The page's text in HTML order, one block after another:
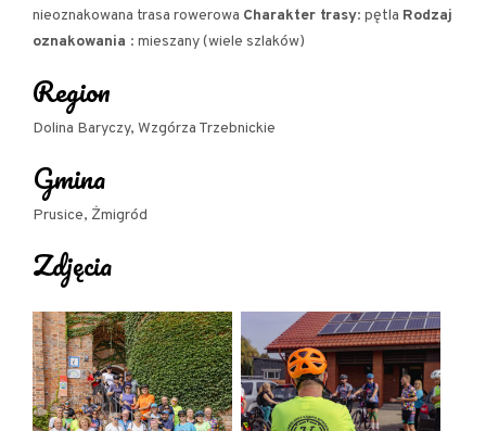
(dojazd samochodem)
z każdego miejsca na trasie, gdyż ma ona
charakter pętli.
nieoznakowana trasa rowerowa Charakter trasy: pętla Rodzaj
oznakowania : mieszany (wiele szlaków)
Region
Dolina Baryczy, Wzgórza Trzebnickie
Gmina
Prusice, Żmigród
Zdjęcia